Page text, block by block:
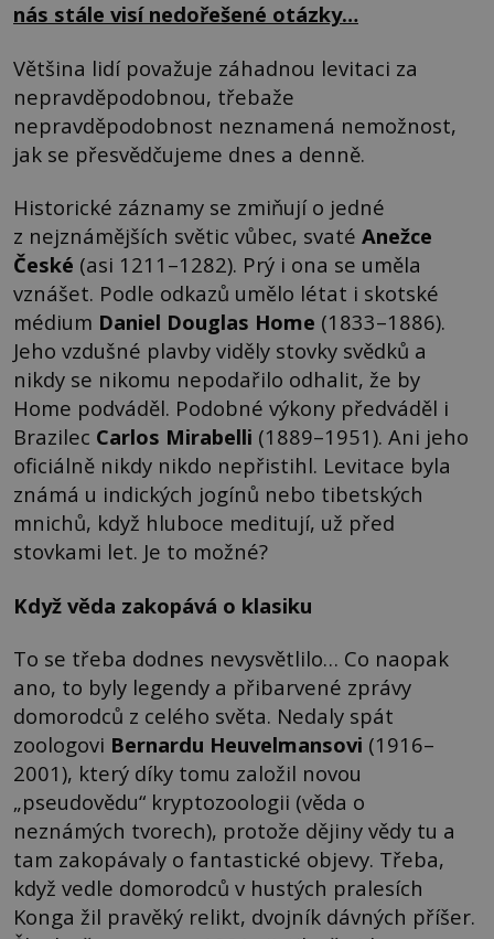
nás stále visí nedořešené otázky…
Většina lidí považuje záhadnou levitaci za
nepravděpodobnou, třebaže
nepravděpodobnost neznamená nemožnost,
jak se přesvědčujeme dnes a denně.
Historické záznamy se zmiňují o jedné
z nejznámějších světic vůbec, svaté Anežce
České (asi 1211–1282). Prý i ona se uměla
vznášet. Podle odkazů umělo létat i skotské
médium Daniel Douglas Home (1833–1886).
Jeho vzdušné plavby viděly stovky svědků a
nikdy se nikomu nepodařilo odhalit, že by
Home podváděl. Podobné výkony předváděl i
Brazilec Carlos Mirabelli (1889–1951). Ani jeho
oficiálně nikdy nikdo nepřistihl. Levitace byla
známá u indických jogínů nebo tibetských
mnichů, když hluboce meditují, už před
stovkami let. Je to možné?
Když věda zakopává o klasiku
To se třeba dodnes nevysvětlilo… Co naopak
ano, to byly legendy a přibarvené zprávy
domorodců z celého světa. Nedaly spát
zoologovi Bernardu Heuvelmansovi (1916–
2001), který díky tomu založil novou
„pseudovědu“ kryptozoologii (věda o
neznámých tvorech), protože dějiny vědy tu a
tam zakopávaly o fantastické objevy. Třeba,
když vedle domorodců v hustých pralesích
Konga žil pravěký relikt, dvojník dávných příšer.